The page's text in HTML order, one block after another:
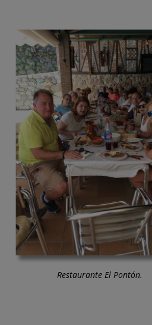
Restaurante El Pontón.